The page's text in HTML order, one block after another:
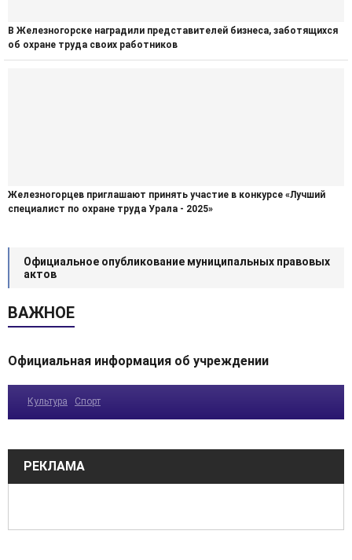
В Железногорске наградили представителей бизнеса, заботящихся
об охране труда своих работников
Железногорцев приглашают принять участие в конкурсе «Лучший
специалист по охране труда Урала - 2025»
Официальное опубликование муниципальных правовых
актов
ВАЖНОЕ
Официальная информация об учреждении
Культура Спорт
РЕКЛАМА